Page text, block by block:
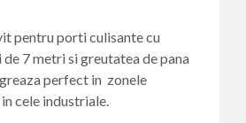
pentru porti culisante cu
7 metri si greutatea de pana
perfect in zonele
cele industriale.